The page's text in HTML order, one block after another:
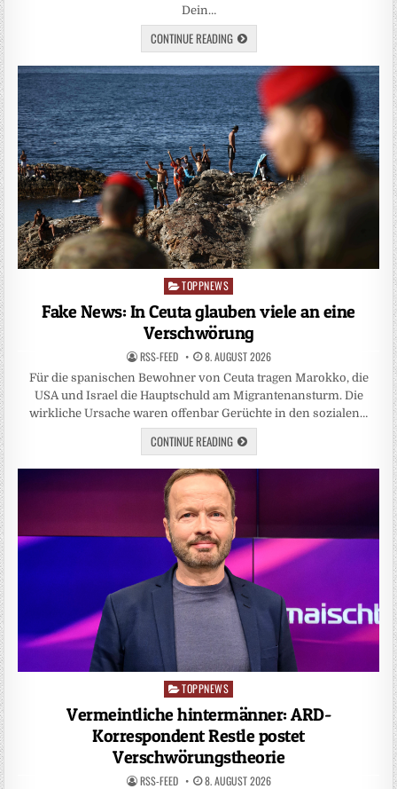
Dein…
CONTINUE READING
Posted
TOPPNEWS
Fake News: In Ceuta glauben viele an eine
Verschwörung
RSS-FEED 8. AUGUST 2026
Für die spanischen Bewohner von Ceuta tragen Marokko, die
USA und Israel die Hauptschuld am Migrantenansturm. Die
wirkliche Ursache waren offenbar Gerüchte in den sozialen…
CONTINUE READING
Posted
TOPPNEWS
Vermeintliche hintermänner: ARD-
Korrespondent Restle postet
Verschwörungstheorie
RSS-FEED 8. AUGUST 2026